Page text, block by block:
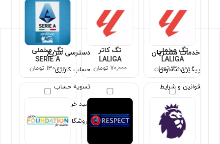
تگ مخملی
LALIGA
130,000 تومان
تگ کاتر
LALIGA
70,000 تومان
تگ مخملی
SERIE A
130,000 تومان
خدمات مشتریان
پیگیری سفارش
قوانین و شرایط
دسترسی سریع
حساب کاربری
تسویه حساب
سبد خرید
فروشگاه